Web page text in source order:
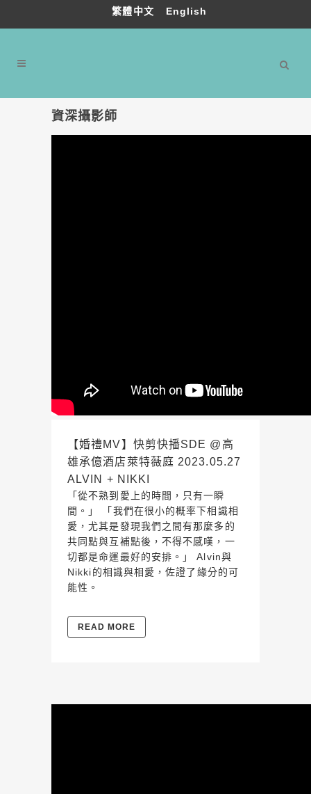
繁體中文 English
資深攝影師
【婚禮MV】快剪快播SDE @高
雄承億酒店萊特薇庭 2023.05.27
ALVIN + NIKKI
「從不熟到愛上的時間，只有一瞬
間。」 「我們在很小的概率下相識相
愛，尤其是發現我們之間有那麼多的
共同點與互補點後，不得不感嘆，一
切都是命運最好的安排。」 Alvin與
Nikki的相識與相愛，佐證了緣分的可
能性。
READ MORE